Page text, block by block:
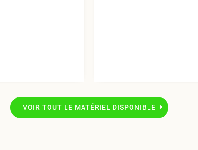
VOIR TOUT LE MATÉRIEL DISPONIBLE